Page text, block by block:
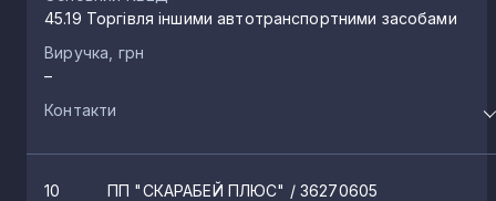
45.19 Торгівля іншими автотранспортними засобами
Виручка, грн
–
Контакти
10 ПП "СКАРАБЕЙ ПЛЮС" / 36270605